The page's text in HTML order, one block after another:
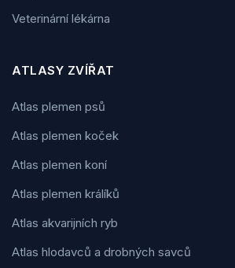
Veterinární lékárna
ATLASY ZVÍŘAT
Atlas plemen psů
Atlas plemen koček
Atlas plemen koní
Atlas plemen králíků
Atlas akvarijních ryb
Atlas hlodavců a drobných savců